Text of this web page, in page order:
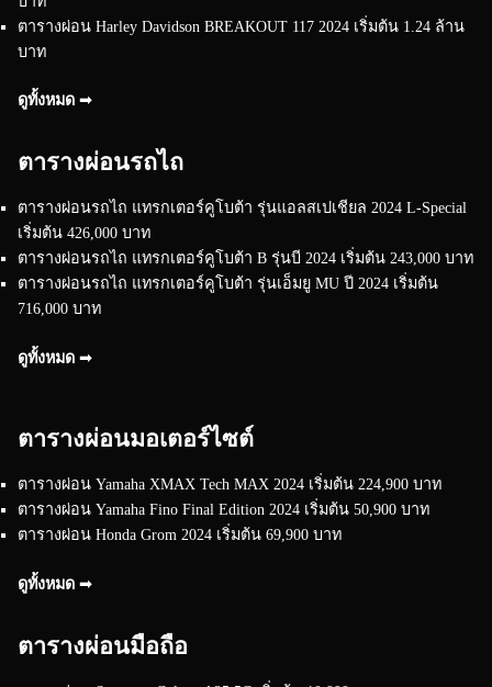
ตารางผ่อน Harley Davidson BREAKOUT 117 2024 เริ่มต้น 1.24 ล้าน
บาท
ดูทั้งหมด ➟
ตารางผ่อนรถไถ
ตารางผ่อนรถไถ แทรกเตอร์คูโบต้า รุ่นแอลสเปเชียล 2024 L-Special
เริ่มต้น 426,000 บาท
ตารางผ่อนรถไถ แทรกเตอร์คูโบต้า B รุ่นบี 2024 เริ่มต้น 243,000 บาท
ตารางผ่อนรถไถ แทรกเตอร์คูโบต้า รุ่นเอ็มยู MU ปี 2024 เริ่มต้น
716,000 บาท
ดูทั้งหมด ➟
ตารางผ่อนมอเตอร์ไซต์
ตารางผ่อน Yamaha XMAX Tech MAX 2024 เริ่มต้น 224,900 บาท
ตารางผ่อน Yamaha Fino Final Edition 2024 เริ่มต้น 50,900 บาท
ตารางผ่อน Honda Grom 2024 เริ่มต้น 69,900 บาท
ดูทั้งหมด ➟
ตารางผ่อนมือถือ